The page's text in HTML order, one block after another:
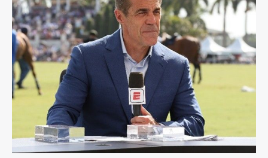
ESPN
amplían
relación
con
Chris
Fowler
para
campeonatos
de
polo